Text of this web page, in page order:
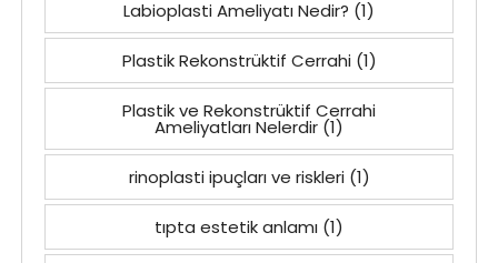
Labioplasti Ameliyatı Nedir? (1)
Plastik Rekonstrüktif Cerrahi(1)
Plastik ve Rekonstrüktif Cerrahi
Ameliyatları Nelerdir (1)
rinoplasti ipuçları ve riskleri(1)
tıpta estetik anlamı (1)